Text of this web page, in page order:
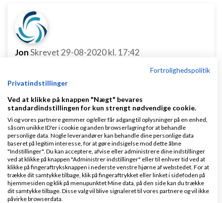
JonSkrevet 29-08-2020kl. 17:42
Hej Jesper,
Mange tak for dit input.
Jeg har lige fået skaffet mig et webcam, så jeg kan
begynde at lave nogle videoer.
Omkring linkbuilding, ja, der sker ikke meget på den
Fortrolighedspolitik
Privatindstillinger
Ved at klikke på knappen "Nægt" bevares
standardindstillingen for kun strengt nødvendige cookie.
Vi og vores partnere gemmer og/eller får adgang til oplysninger på en enhed,
såsom unikke ID'er i cookie og anden browserlagring for at behandle
personlige data. Nogle leverandører kan behandle dine personlige data
baseret på legitim interesse, for at gøre indsigelse mod dette åbne
"Indstillinger". Du kan acceptere, afvise eller administrere dine indstillinger
ved at klikke på knappen "Administrer indstillinger" eller til enhver tid ved at
klikke på fingeraftryksknappen i nederste venstre hjørne af webstedet. For at
trække dit samtykke tilbage, klik på fingeraftrykket eller linket i sidefoden på
hjemmesiden og klik på menupunktet Mine data, på den side kan du trække
dit samtykke tilbage. Disse valg vil blive signaleret til vores partnere og vil ikke
påvirke browserdata.